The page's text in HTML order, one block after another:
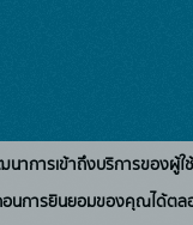
นาการเข้าถึงบริการของ
นการยินยอมของคุณได้ตล